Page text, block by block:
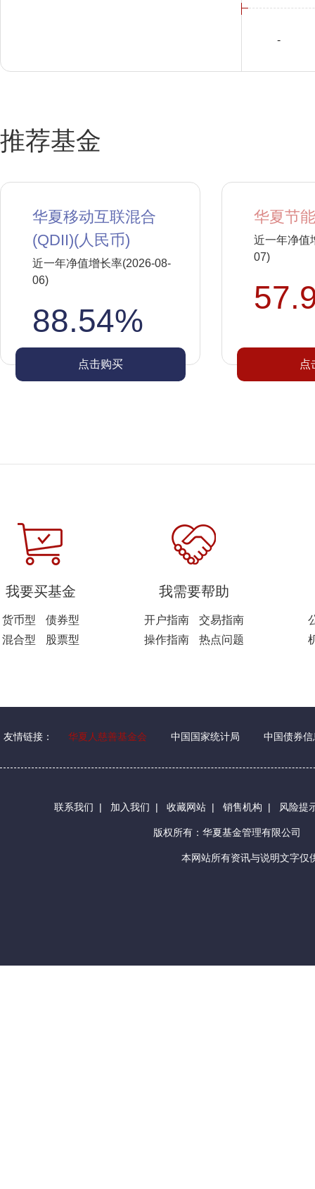
-
推荐基金
华夏移动互联混合
(QDII)(人民币)
近一年净值增长率(2026-08-
06)
88.54%
点击购买
华夏节
近一年净值
07)
点
我要买基金
货币型
债券型
混合型
股票型
我需要帮助
开户指南
交易指南
操作指南
热点问题
友情链接： 华夏人慈善基金会 中国国家统计局 中国债券信
联系我们 | 加入我们 | 收藏网站 | 销售机构 | 风险提
版权所有：华夏基金管理有限公司
本网站所有资讯与说明文字仅